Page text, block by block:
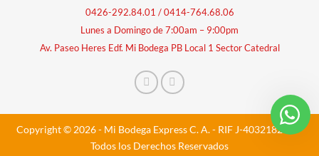
0426-292.84.01 /0414-764.68.06
Lunes a Domingo de 7:00am – 9:00pm
Av. Paseo Heres Edf. Mi Bodega PB Local 1 Sector Catedral
Copyright © 2026 - Mi Bodega Express C. A. - RIF J-40321828-5 -
Todos los Derechos Reservados